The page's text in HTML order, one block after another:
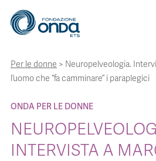
CHI SIAMO
CON CHI LAVORIAMO
STRUMENTI
Per le donne > Neuropelveologia.
l’uomo che “fa camminare” i paraplegici
ONDA PER LE DONNE
INTERVISTA A